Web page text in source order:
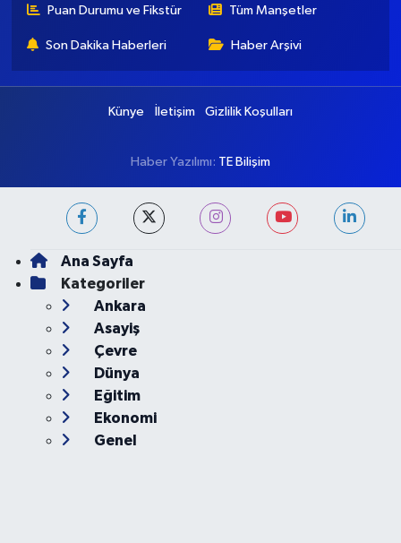
Puan Durumu ve Fikstür Tüm Manşetler
Son Dakika Haberleri Haber Arşivi
Künye İletişim Gizlilik Koşulları
Haber Yazılımı: TE Bilişim
Ana Sayfa
Kategoriler
Ankara
Asayiş
Çevre
Dünya
Eğitim
Ekonomi
Genel